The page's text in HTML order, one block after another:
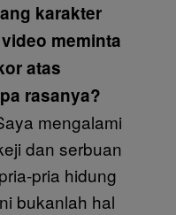
karakter
meminta
atas
rasanya?
mengalami
dan serbuan
pria hidung
bukanlah hal